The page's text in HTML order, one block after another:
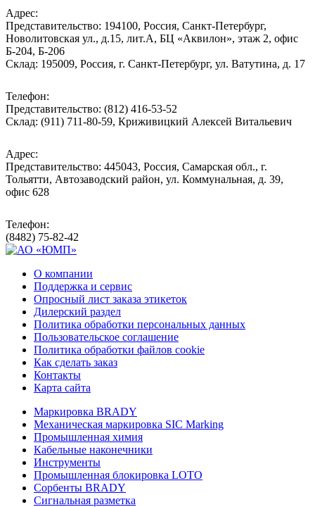
Адрес:
Представительство: 194100, Россия, Санкт-Петербург,
Новолитовская ул., д.15, лит.А, БЦ «Аквилон», этаж 2, офис
Б-204, Б-206
Склад: 195009, Россия, г. Санкт-Петербург, ул. Ватутина, д. 17
Телефон:
Представительство: (812) 416-53-52
Склад: (911) 711-80-59, Криживицкий Алексей Витальевич
Адрес:
Представительство: 445043, Россия, Самарская обл., г.
Тольятти, Автозаводский район, ул. Коммунальная, д. 39,
офис 628
Телефон:
(8482) 75-82-42
О компании
Поддержка и сервис
Опросный лист заказа этикеток
Дилерский раздел
Политика обработки персональных данных
Пользовательское соглашение
Политика обработки файлов cookie
Как сделать заказ
Контакты
Карта сайта
Маркировка BRADY
Механическая маркировка SIC Marking
Промышленная химия
Кабельные наконечники
Инструменты
Промышленная блокировка LOTO
Сорбенты BRADY
Сигнальная разметка